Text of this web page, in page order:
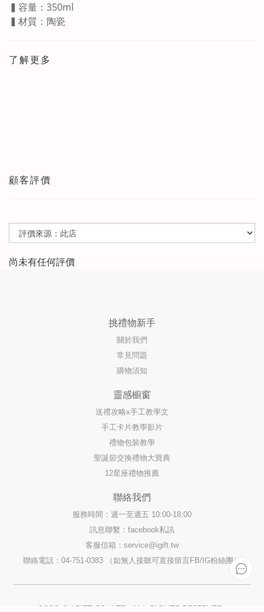
▍容量：350ml
▍材質：陶瓷
了解更多
顧客評價
尚未有任何評價
挑禮物新手
關於我們
常見問題
購物須知
靈感櫥窗
送禮攻略x手工教學文
手工卡片教學影片
禮物包裝教學
聖誕節交換禮物大寶典
12星座禮物推薦
聯絡我們
服務時間：週一至週五 10:00-18:00
訊息聯繫：facebook私訊
客服信箱： service@igift.tw
聯絡電話：04-751-0383 （如無人接聽可直接留言FB/IG粉絲團）
2023 © IGIFT CO. LTD. ALL RIGHTS RESERVED.